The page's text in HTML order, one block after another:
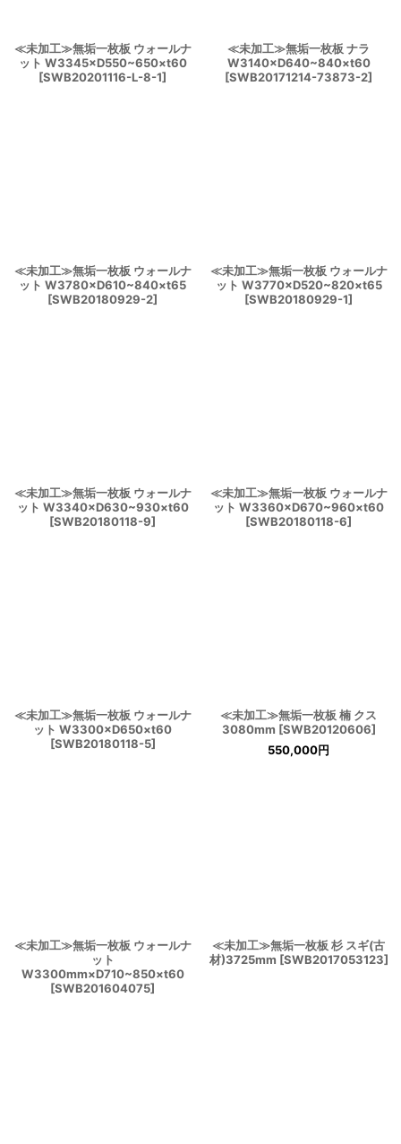
≪未加工≫無垢一枚板 ウォールナ
ット W3345×D550~650×t60
[SWB20201116-L-8-1]
≪未加工≫無垢一枚板 ナラ
W3140×D640~840×t60
[SWB20171214-73873-2]
≪未加工≫無垢一枚板 ウォールナ
ット W3780×D610~840×t65
[SWB20180929-2]
≪未加工≫無垢一枚板 ウォールナ
ット W3770×D520~820×t65
[SWB20180929-1]
≪未加工≫無垢一枚板 ウォールナ
ット W3340×D630~930×t60
[SWB20180118-9]
≪未加工≫無垢一枚板 ウォールナ
ット W3360×D670~960×t60
[SWB20180118-6]
≪未加工≫無垢一枚板 ウォールナ
ット W3300×D650×t60
[SWB20180118-5]
≪未加工≫無垢一枚板 楠 クス
3080mm [SWB20120606]
550,000円
≪未加工≫無垢一枚板 ウォールナ
ット
W3300mm×D710~850×t60
[SWB201604075]
≪未加工≫無垢一枚板 杉 スギ(古
材)3725mm [SWB2017053123]